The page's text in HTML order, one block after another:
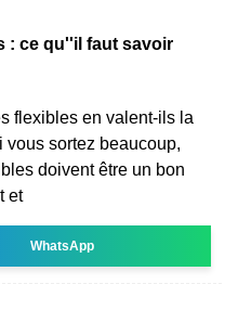
: ce qu''il faut savoir
flexibles en valent-ils la
vous sortez beaucoup,
doivent être un bon
et
WhatsApp